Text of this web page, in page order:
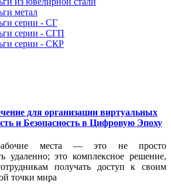
метал
серии - СГ
серии - СГП
серии - СКР
для организации виртуальных
и Безопасность в Цифровую Эпоху
места — это не просто
удаленно; это комплексное решение,
получать доступ к своим
точки мира